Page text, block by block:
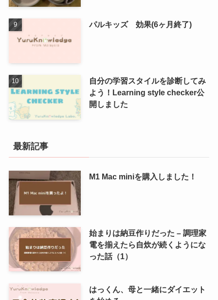
パルキッズ 効果(6ヶ月終了)
自分の学習スタイルを診断してみ
よう！Learning style checker公
開しました
最新記事
M1 Mac miniを購入しました！
始まりは納豆作りだった – 調理家
電を揃えたら自炊が続くようにな
った話（1）
はっくん、母と一緒にダイエット